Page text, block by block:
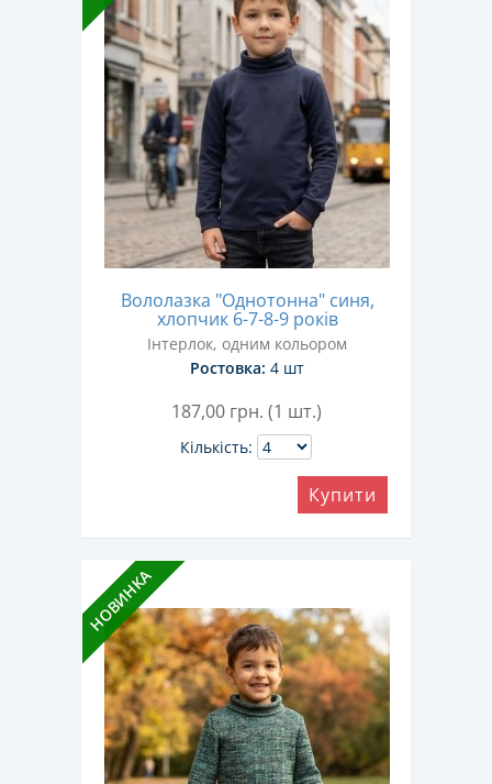
Вололазка "Однотонна" синя,
хлопчик 6-7-8-9 років
Інтерлок, одним кольором
Ростовка: 4 шт
187,00 грн. (1 шт.)
Кількість:
Купити
НОВИНКА